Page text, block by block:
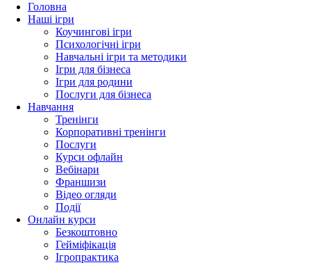
Головна
Наші ігри
Коучингові ігри
Психологічні ігри
Навчальні ігри та методики
Ігри для бізнеса
Ігри для родини
Послуги для бізнеса
Навчання
Тренінги
Корпоративні тренінги
Послуги
Курси офлайн
Вебінари
Франшизи
Відео огляди
Події
Онлайн курси
Безкоштовно
Гейміфікація
Ігропрактика